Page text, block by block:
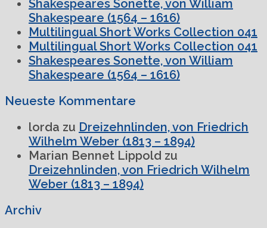
Shakespeares Sonette, von William
Shakespeare (1564 – 1616)
Multilingual Short Works Collection 041
Multilingual Short Works Collection 041
Shakespeares Sonette, von William
Shakespeare (1564 – 1616)
Neueste Kommentare
lorda zu Dreizehnlinden, von Friedrich
Wilhelm Weber (1813 – 1894)
Marian Bennet Lippold zu
Dreizehnlinden, von Friedrich Wilhelm
Weber (1813 – 1894)
Archiv